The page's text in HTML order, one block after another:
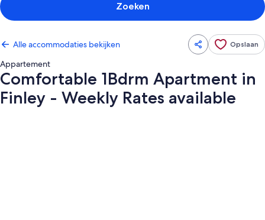
Zoeken
Alle accommodaties bekijken Opslaan
Appartement
Comfortable 1Bdrm Apartment in
Finley - Weekly Rates available